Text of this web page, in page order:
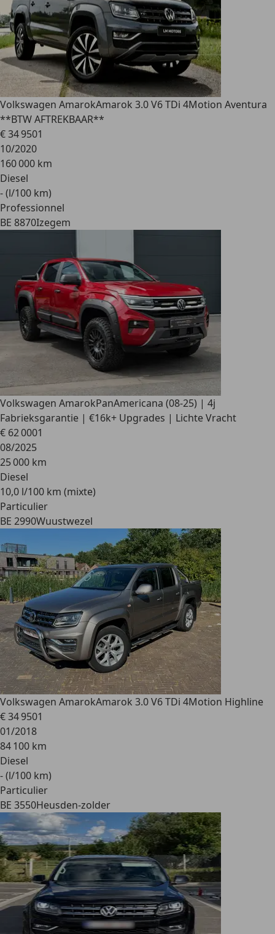
Volkswagen AmarokAmarok 3.0 V6 TDi 4Motion Aventura
**BTW AFTREKBAAR**
€ 34 9501
10/2020
160 000 km
Diesel
- (l/100 km)
Professionnel
BE 8870Izegem
Volkswagen AmarokPanAmericana (08-25) | 4j
Fabrieksgarantie | €16k+ Upgrades | Lichte Vracht
€ 62 0001
08/2025
25 000 km
Diesel
10,0 l/100 km (mixte)
Particulier
BE 2990Wuustwezel
Volkswagen AmarokAmarok 3.0 V6 TDi 4Motion Highline
€ 34 9501
01/2018
84 100 km
Diesel
- (l/100 km)
Particulier
BE 3550Heusden-zolder